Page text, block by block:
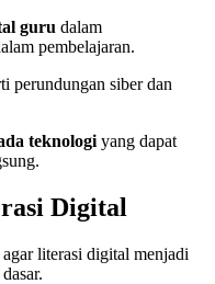
guru dalam
pembelajaran.
perundungan siber dan
teknologi yang dapat
Digital
agar literasi digital menjadi